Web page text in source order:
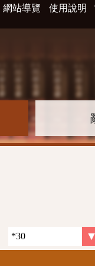
網站導覽 使用說明